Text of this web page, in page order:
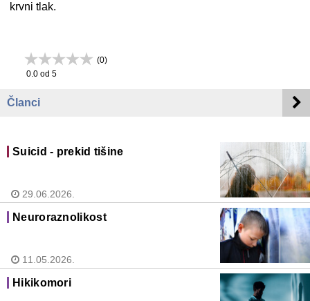
krvni tlak.
(0)
0.0 od 5
Članci
Suicid - prekid tišine
29.06.2026.
Neuroraznolikost
11.05.2026.
Hikikomori